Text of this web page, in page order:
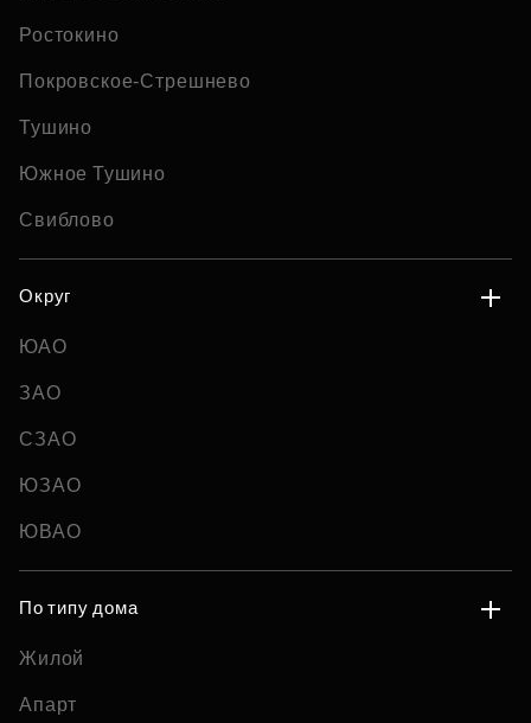
Ростокино
Покровское-Стрешнево
Тушино
Южное Тушино
Свиблово
Округ
ЮАО
ЗАО
СЗАО
ЮЗАО
ЮВАО
По типу дома
Жилой
Апарт